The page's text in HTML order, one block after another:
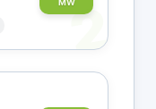
MW2